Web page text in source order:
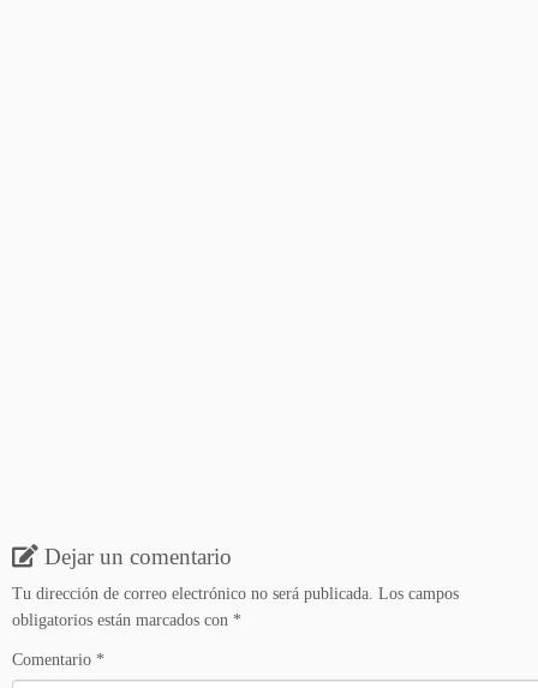
Dejar un comentario
Tu dirección de correo electrónico no será publicada. Los campos
obligatorios están marcados con *
Comentario *